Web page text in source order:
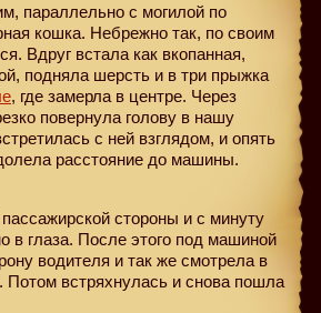
параллельно с могилой по
кошка. Небрежно так, по своим
Вдруг встала как вкопанная,
подняла шерсть и в три прыжка
, где замерла в центре. Через
повернула голову в нашу
с ней взглядом, и опять
расстояние до машины.
стороны и с минуту
в глаза. После этого под машиной
водителя и так же смотрела в
Потом встряхнулась и снова пошла